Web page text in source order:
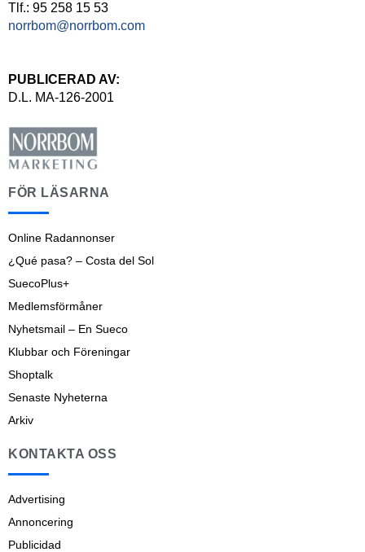
Tlf.: 95 258 15 53
norrbom@norrbom.com
PUBLICERAD AV:
D.L. MA-126-2001
FÖR LÄSARNA
Online Radannonser
¿Qué pasa? – Costa del Sol
SuecoPlus+
Medlemsförmåner
Nyhetsmail – En Sueco
Klubbar och Föreningar
Shoptalk
Senaste Nyheterna
Arkiv
KONTAKTA OSS
Advertising
Annoncering
Publicidad